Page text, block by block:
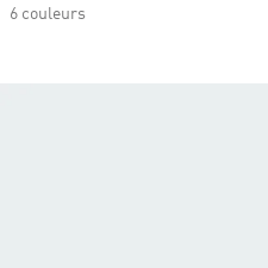
6 couleurs